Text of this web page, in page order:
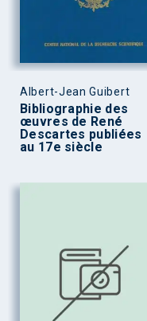
Albert-Jean Guibert
Bibliographie des
œuvres de René
Descartes publiées
au 17e siècle